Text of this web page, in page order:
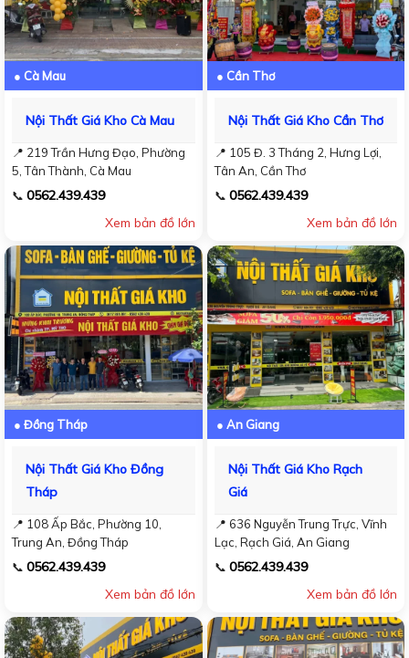
● Cà Mau
Nội Thất Giá Kho Cà Mau
📍 219 Trần Hưng Đạo, Phường
5, Tân Thành, Cà Mau
📞 0562.439.439
Xem bản đồ lớn
● Cần Thơ
Nội Thất Giá Kho Cần Thơ
📍 105 Đ. 3 Tháng 2, Hưng Lợi,
Tân An, Cần Thơ
📞 0562.439.439
Xem bản đồ lớn
● Đồng Tháp
Nội Thất Giá Kho Đồng
Tháp
📍 108 Ấp Bắc, Phường 10,
Trung An, Đồng Tháp
📞 0562.439.439
Xem bản đồ lớn
● An Giang
Nội Thất Giá Kho Rạch
Giá
📍 636 Nguyễn Trung Trực, Vĩnh
Lạc, Rạch Giá, An Giang
📞 0562.439.439
Xem bản đồ lớn